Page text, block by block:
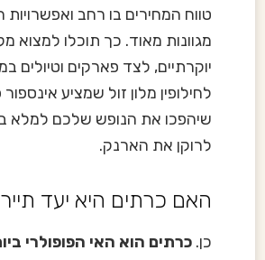
טווח המחירים בו רחב ואפשרויות
מגוונות מאוד. כך תוכלו למצוא
יוקרתיים, לצד פארקים וטיולים
לחילופין מלון זול שמציע אינספור
שיהפכו את הנופש שלכם למלא
לרוקן את הארנק.
האם כרתים היא יעד
כן. כרתים הוא האי הפופולרי